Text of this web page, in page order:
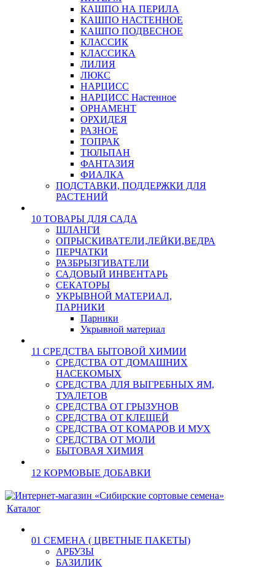
КАШПО НА ПЕРИЛА
КАШПО НАСТЕННОЕ
КАШПО ПОДВЕСНОЕ
КЛАССИК
КЛАССИКА
ЛИЛИЯ
ЛЮКС
НАРЦИСС
НАРЦИСС Настенное
ОРНАМЕНТ
ОРХИДЕЯ
РАЗНОЕ
ТОПРАК
ТЮЛЬПАН
ФАНТАЗИЯ
ФИАЛКА
ПОДСТАВКИ, ПОДДЕРЖКИ ДЛЯ
РАСТЕНИЙ
10 ТОВАРЫ ДЛЯ САДА
ШЛАНГИ
ОПРЫСКИВАТЕЛИ,ЛЕЙКИ,ВЕДРА
ПЕРЧАТКИ
РАЗБРЫЗГИВАТЕЛИ
САДОВЫЙ ИНВЕНТАРЬ
СЕКАТОРЫ
УКРЫВНОЙ МАТЕРИАЛ,
ПАРНИКИ
Парники
Укрывной материал
11 СРЕДСТВА БЫТОВОЙ ХИМИИ
СРЕДСТВА ОТ ДОМАШНИХ
НАСЕКОМЫХ
СРЕДСТВА ДЛЯ ВЫГРЕБНЫХ ЯМ,
ТУАЛЕТОВ
СРЕДСТВА ОТ ГРЫЗУНОВ
СРЕДСТВА ОТ КЛЕЩЕЙ
СРЕДСТВА ОТ КОМАРОВ И МУХ
СРЕДСТВА ОТ МОЛИ
БЫТОВАЯ ХИМИЯ
12 КОРМОВЫЕ ДОБАВКИ
Каталог
01 СЕМЕНА ( ЦВЕТНЫЕ ПАКЕТЫ)
АРБУЗЫ
БАЗИЛИК